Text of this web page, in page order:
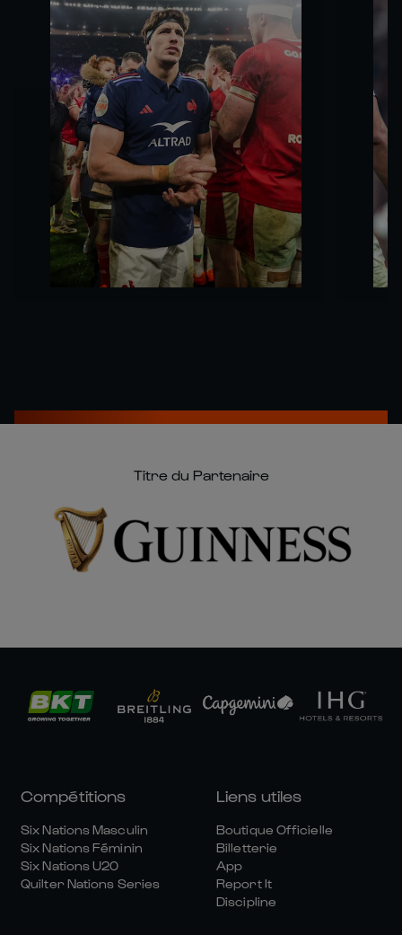
Titre du Partenaire
Compétitions
Six Nations Masculin
Six Nations Féminin
Six Nations U20
Quilter Nations Series
Liens utiles
Boutique Officielle
Billetterie
App
Report It
Discipline